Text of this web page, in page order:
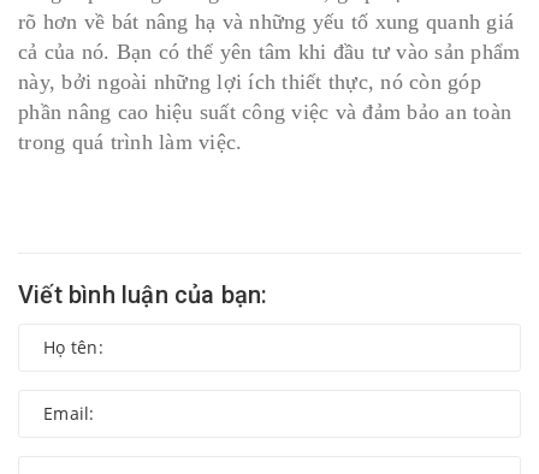
rõ hơn về bát nâng hạ và những yếu tố xung quanh giá
cả của nó. Bạn có thể yên tâm khi đầu tư vào sản phẩm
này, bởi ngoài những lợi ích thiết thực, nó còn góp
phần nâng cao hiệu suất công việc và đảm bảo an toàn
trong quá trình làm việc.
Viết bình luận của bạn: